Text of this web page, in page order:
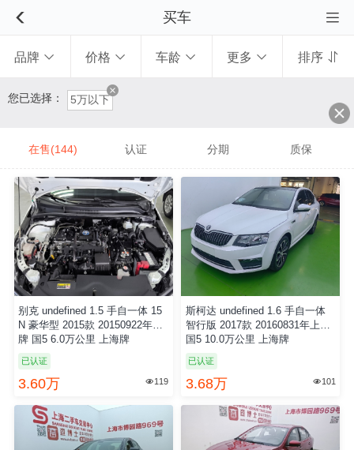
 买车 
品牌  价格  车龄  更多  排序 
您已选择： 5万以下
在售(144) 认证 分期 质保
别克 undefined 1.5 手自一体 15
N 豪华型 2015款 20150922年上
牌 国5 6.0万公里 上海牌
已认证
3.60万  119
斯柯达 undefined 1.6 手自一体
智行版 2017款 20160831年上牌
国5 10.0万公里 上海牌
已认证
3.68万  101
↑